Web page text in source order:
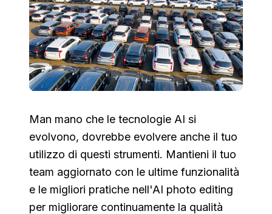
Man mano che le tecnologie AI si
evolvono, dovrebbe evolvere anche il tuo
utilizzo di questi strumenti. Mantieni il tuo
team aggiornato con le ultime funzionalità
e le migliori pratiche nell'AI photo editing
per migliorare continuamente la qualità